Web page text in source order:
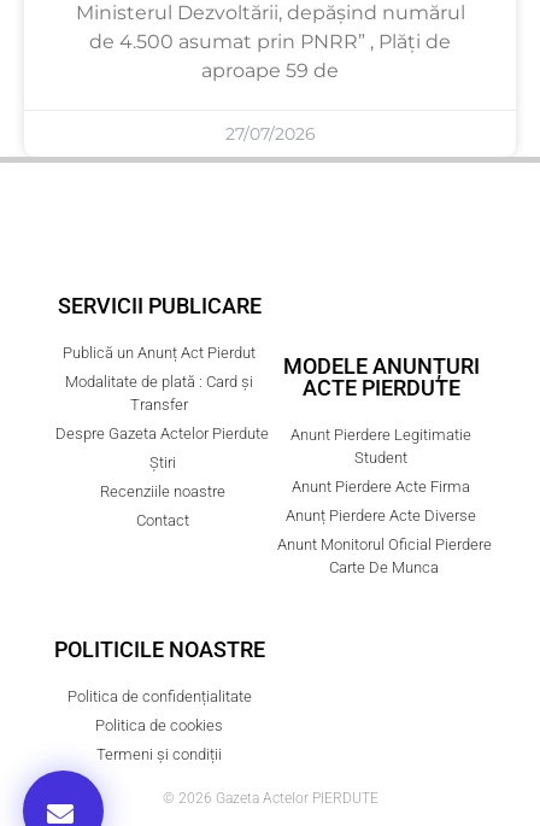
Ministerul Dezvoltării, depășind numărul
de 4.500 asumat prin PNRR” , Plăți de
aproape 59 de
27/07/2026
SERVICII PUBLICARE
Publică un Anunț Act Pierdut
Modalitate de plată : Card și
Transfer
Despre Gazeta Actelor Pierdute
Știri
Recenziile noastre
Contact
MODELE ANUNȚURI
ACTE PIERDUTE
Anunt Pierdere Legitimatie
Student
Anunt Pierdere Acte Firma
Anunț Pierdere Acte Diverse
Anunt Monitorul Oficial Pierdere
Carte De Munca
POLITICILE NOASTRE
Politica de confidențialitate
Politica de cookies
Termeni și condiții
© 2026 Gazeta Actelor PIERDUTE